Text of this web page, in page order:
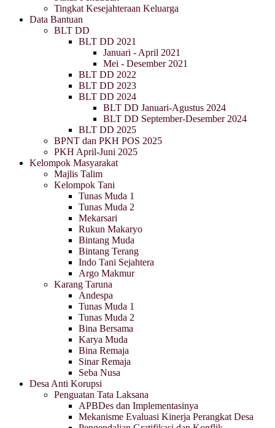
Tingkat Kesejahteraan Keluarga
Data Bantuan
BLT DD
BLT DD 2021
Januari - April 2021
Mei - Desember 2021
BLT DD 2022
BLT DD 2023
BLT DD 2024
BLT DD Januari-Agustus 2024
BLT DD September-Desember 2024
BLT DD 2025
BPNT dan PKH POS 2025
PKH April-Juni 2025
Kelompok Masyarakat
Majlis Talim
Kelompok Tani
Tunas Muda 1
Tunas Muda 2
Mekarsari
Rukun Makaryo
Bintang Muda
Bintang Terang
Indo Tani Sejahtera
Argo Makmur
Karang Taruna
Andespa
Tunas Muda 1
Tunas Muda 2
Bina Bersama
Karya Muda
Bina Remaja
Sinar Remaja
Seba Nusa
Desa Anti Korupsi
Penguatan Tata Laksana
APBDes dan Implementasinya
Mekanisme Evaluasi Kinerja Perangkat Desa